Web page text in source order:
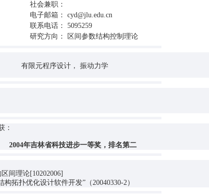
社会兼职：
电子邮箱：
cyd@jlu.edu.cn
联系电话：
5095259
研究方向：
区间参数结构控制理论
计， 振动力学
：
2004年吉林省科技进步一等奖，排名第二
制的区间理论[10202006]
拓扑优化设计软件开发”（20040330-2）